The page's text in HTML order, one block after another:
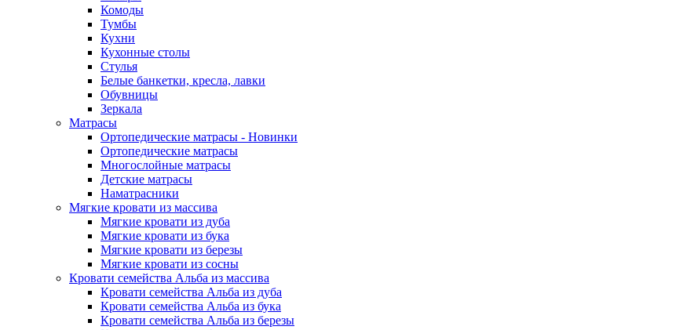
Комоды
Тумбы
Кухни
Кухонные столы
Стулья
Белые банкетки, кресла, лавки
Обувницы
Зеркала
Матрасы
Ортопедические матрасы - Новинки
Ортопедические матрасы
Многослойные матрасы
Детские матрасы
Наматрасники
Мягкие кровати из массива
Мягкие кровати из дуба
Мягкие кровати из бука
Мягкие кровати из березы
Мягкие кровати из сосны
Кровати семейства Альба из массива
Кровати семейства Альба из дуба
Кровати семейства Альба из бука
Кровати семейства Альба из березы